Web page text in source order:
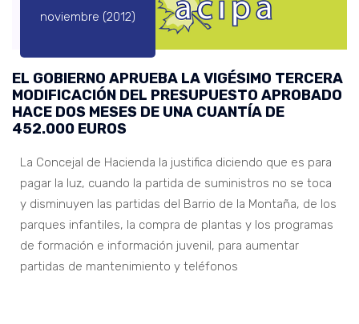
noviembre (2012)
EL GOBIERNO APRUEBA LA VIGÉSIMO TERCERA
MODIFICACIÓN DEL PRESUPUESTO APROBADO
HACE DOS MESES DE UNA CUANTÍA DE
452.000 EUROS
La Concejal de Hacienda la justifica diciendo que es para
pagar la luz, cuando la partida de suministros no se toca
y disminuyen las partidas del Barrio de la Montaña, de los
parques infantiles, la compra de plantas y los programas
de formación e información juvenil, para aumentar
partidas de mantenimiento y teléfonos